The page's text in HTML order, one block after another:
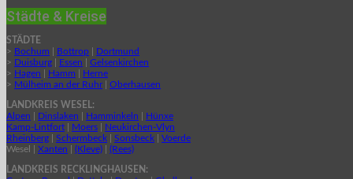
Städte & Kreise
STÄDTE
> Bochum Bottrop
Dortmund
> Duisburg Essen
Gelsenkirchen
> Hagen Hamm
Herne
> Mülheim an der Ruhr| Oberhausen
LANDKREIS WESEL:
Alpen
Dinslaken Hamminkeln
Hünxe
Kamp-Lintfort
Moers
Neukirchen-Vlyn
Rheinberg
Schermbeck Sonsbeck
Voerde
Wesel | Xanten (Kleve) (Rees)
LANDKREIS RECKLINGHAUSEN: